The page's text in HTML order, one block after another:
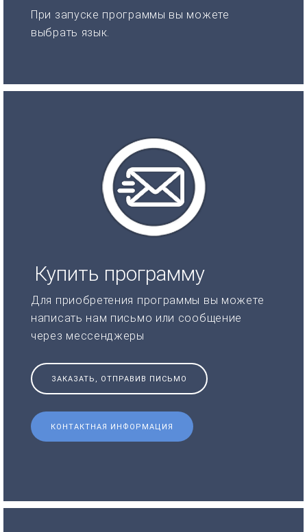
При запуске программы вы можете
выбрать язык.
Купить программу
Для приобретения программы вы можете
написать нам письмо или сообщение
через мессенджеры
ЗАКАЗАТЬ, ОТПРАВИВ ПИСЬМО
КОНТАКТНАЯ ИНФОРМАЦИЯ